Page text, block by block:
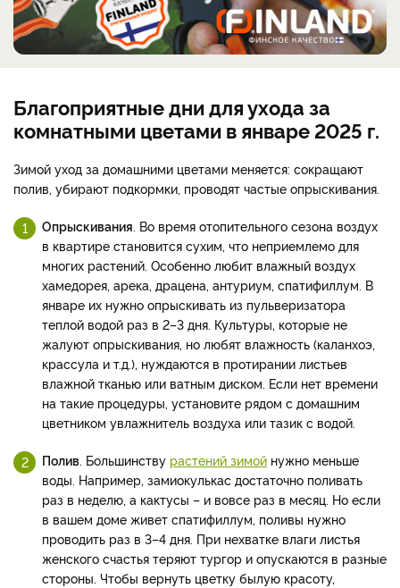
Благоприятные дни для ухода за
комнатными цветами в январе 2025 г.
Зимой уход за домашними цветами меняется: сокращают
полив, убирают подкормки, проводят частые опрыскивания.
Опрыскивания. Во время отопительного сезона воздух
в квартире становится сухим, что неприемлемо для
многих растений. Особенно любит влажный воздух
хамедорея, арека, драцена, антуриум, спатифиллум. В
январе их нужно опрыскивать из пульверизатора
теплой водой раз в 2–3 дня. Культуры, которые не
жалуют опрыскивания, но любят влажность (каланхоэ,
крассула и т.д.), нуждаются в протирании листьев
влажной тканью или ватным диском. Если нет времени
на такие процедуры, установите рядом с домашним
цветником увлажнитель воздуха или тазик с водой.
Полив. Большинству растений зимой нужно меньше
воды. Например, замиокулькас достаточно поливать
раз в неделю, а кактусы – и вовсе раз в месяц. Но если
в вашем доме живет спатифиллум, поливы нужно
проводить раз в 3–4 дня. При нехватке влаги листья
женского счастья теряют тургор и опускаются в разные
стороны. Чтобы вернуть цветку былую красоту,